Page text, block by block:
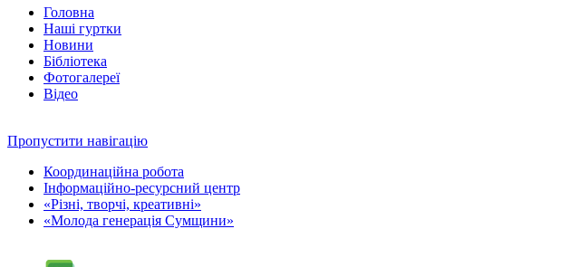
Головна
Наші гуртки
Новини
Бібліотека
Фотогалереї
Відео
Пропустити навігацію
Координаційна робота
Інформаційно-ресурсний центр
«Різні, творчі, креативні»
«Молода генерація Сумщини»